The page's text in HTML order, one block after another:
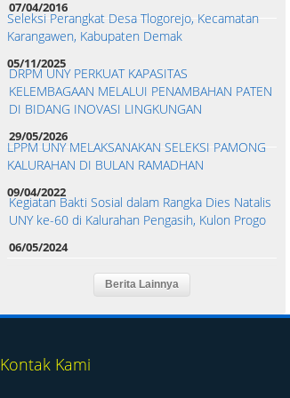
07/04/2016
Seleksi Perangkat Desa Tlogorejo, Kecamatan
Karangawen, Kabupaten Demak
05/11/2025
DRPM UNY PERKUAT KAPASITAS
KELEMBAGAAN MELALUI PENAMBAHAN PATEN
DI BIDANG INOVASI LINGKUNGAN
29/05/2026
LPPM UNY MELAKSANAKAN SELEKSI PAMONG
KALURAHAN DI BULAN RAMADHAN
09/04/2022
Kegiatan Bakti Sosial dalam Rangka Dies Natalis
UNY ke-60 di Kalurahan Pengasih, Kulon Progo
06/05/2024
Kontak Kami